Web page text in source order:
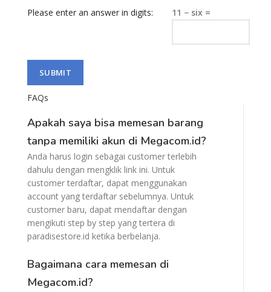
Please enter an answer in digits:
11 − six =
FAQs
Apakah saya bisa memesan barang
tanpa memiliki akun di Megacom.id?
Anda harus login sebagai customer terlebih
dahulu dengan mengklik link ini. Untuk
customer terdaftar, dapat menggunakan
account yang terdaftar sebelumnya. Untuk
customer baru, dapat mendaftar dengan
mengikuti step by step yang tertera di
paradisestore.id ketika berbelanja.
Bagaimana cara memesan di
Megacom.id?